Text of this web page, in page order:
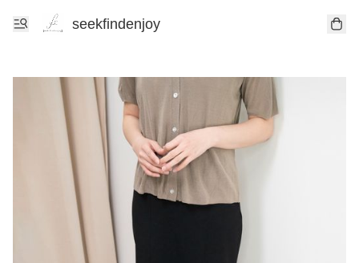
seekfindenjoy